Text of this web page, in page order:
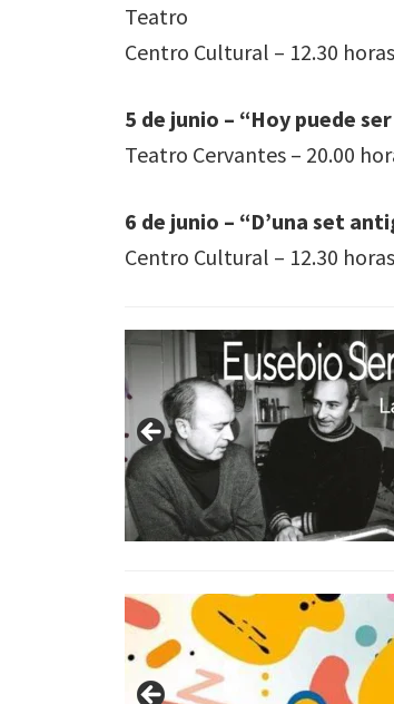
Teatro
Centro Cultural – 12.30 horas
5 de junio – “Hoy puede
Teatro Cervantes – 20.00
6 de junio – “D’una set
Centro Cultural – 12.30 horas